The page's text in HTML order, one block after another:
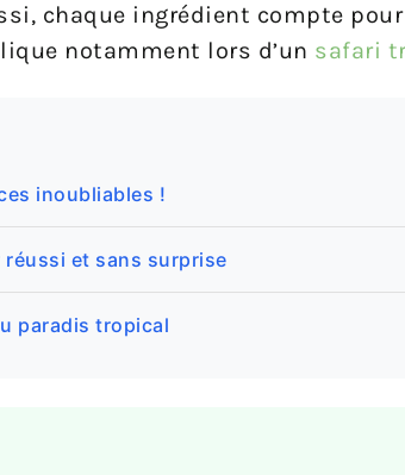
chaque ingrédient compte
notamment lors d’un safari
inoubliables !
et sans surprise
paradis tropical